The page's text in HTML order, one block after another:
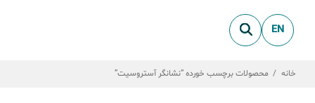
EN
خانه / محصولات برچسب خورده “نشانگر آستروسیت”